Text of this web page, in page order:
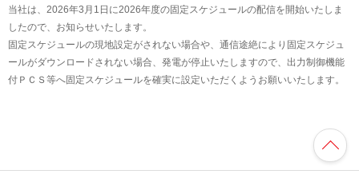
当社は、2026年3月1日に2026年度の固定スケジュールの配信を開始いたしま
したので、お知らせいたします。
固定スケジュールの現地設定がされない場合や、通信途絶により固定スケジュ
ールがダウンロードされない場合、発電が停止いたしますので、出力制御機能
付ＰＣＳ等へ固定スケジュールを確実に設定いただくようお願いいたします。